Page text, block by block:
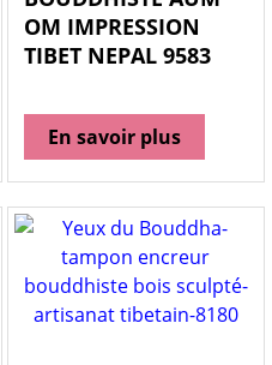
OM IMPRESSION
TIBET NEPAL 9583
En savoir plus